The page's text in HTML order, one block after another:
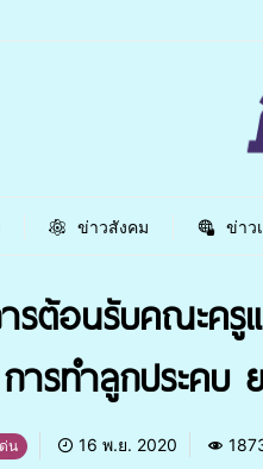
ข่าวสังคม ข่าว
ต้อนรับคณะครู
ารทำลูกประคบ
น 16 พ.ย. 2020